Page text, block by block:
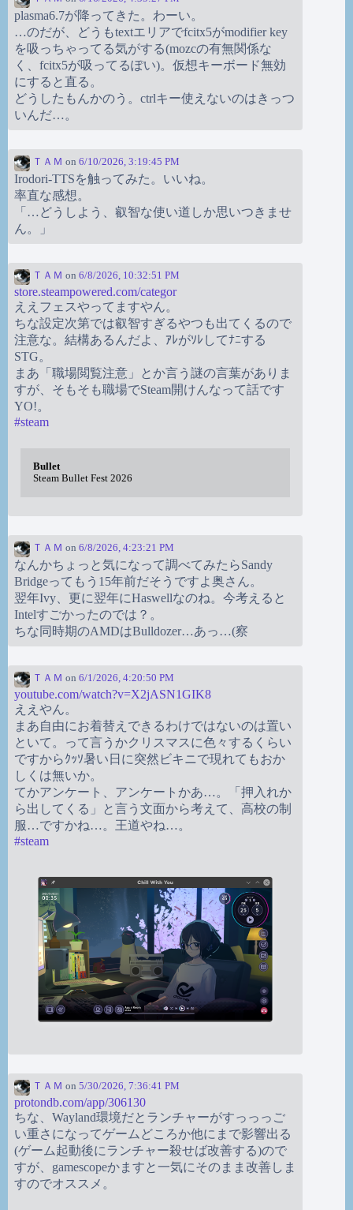
plasma6.7が降ってきた。わーい。
…のだが、どうもtextエリアでfcitx5がmodifier key
を吸っちゃってる気がする(mozcの有無関係な
く、fcitx5が吸ってるぽい)。仮想キーボード無効
にすると直る。
どうしたもんかのう。ctrlキー使えないのはきっつ
いんだ…。
ＴＡＭ on 6/10/2026, 3:19:45 PM
Irodori-TTSを触ってみた。いいね。
率直な感想。
「…どうしよう、叡智な使い道しか思いつきませ
ん。」
ＴＡＭ on 6/8/2026, 10:32:51 PM
store.steampowered.com/categor
ええフェスやってますやん。
ちな設定次第では叡智すぎるやつも出てくるので
注意な。結構あるんだよ、ｱﾚがｿﾚしてﾅﾆする
STG。
まあ「職場閲覧注意」とか言う謎の言葉がありま
すが、そもそも職場でSteam開けんなって話です
YO!。
#steam
Bullet
Steam Bullet Fest 2026
ＴＡＭ on 6/8/2026, 4:23:21 PM
なんかちょっと気になって調べてみたらSandy
Bridgeってもう15年前だそうですよ奥さん。
翌年Ivy、更に翌年にHaswellなのね。今考えると
Intelすごかったのでは？。
ちな同時期のAMDはBulldozer…あっ…(察
ＴＡＭ on 6/1/2026, 4:20:50 PM
youtube.com/watch?v=X2jASN1GIK8
ええやん。
まあ自由にお着替えできるわけではないのは置い
といて。って言うかクリスマスに色々するくらい
ですからｸｯｿ暑い日に突然ビキニで現れてもおか
しくは無いか。
てかアンケート、アンケートかあ…。「押入れか
ら出してくる」と言う文面から考えて、高校の制
服…ですかね…。王道やね…。
#steam
ＴＡＭ on 5/30/2026, 7:36:41 PM
protondb.com/app/306130
ちな、Wayland環境だとランチャーがすっっっご
い重さになってゲームどころか他にまで影響出る
(ゲーム起動後にランチャー殺せば改善する)ので
すが、gamescopeかますと一気にそのまま改善しま
すのでオススメ。